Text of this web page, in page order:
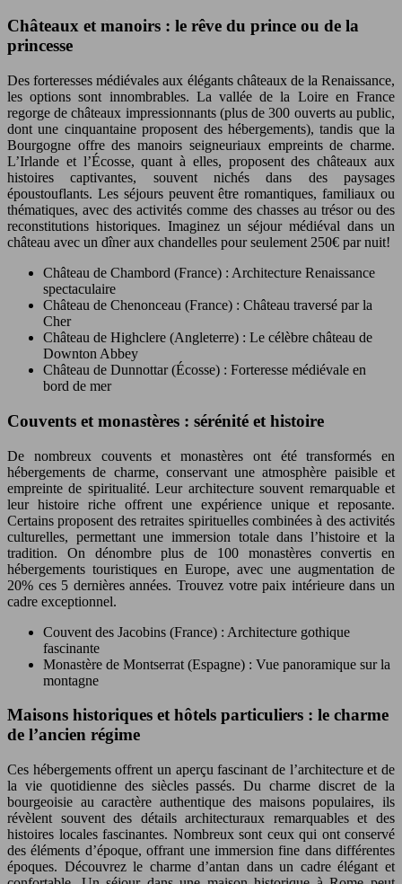
Châteaux et manoirs : le rêve du prince ou de la
princesse
Des forteresses médiévales aux élégants châteaux de la Renaissance,
les options sont innombrables. La vallée de la Loire en France
regorge de châteaux impressionnants (plus de 300 ouverts au public,
dont une cinquantaine proposent des hébergements), tandis que la
Bourgogne offre des manoirs seigneuriaux empreints de charme.
L’Irlande et l’Écosse, quant à elles, proposent des châteaux aux
histoires captivantes, souvent nichés dans des paysages
époustouflants. Les séjours peuvent être romantiques, familiaux ou
thématiques, avec des activités comme des chasses au trésor ou des
reconstitutions historiques. Imaginez un séjour médiéval dans un
château avec un dîner aux chandelles pour seulement 250€ par nuit!
Château de Chambord (France) : Architecture Renaissance
spectaculaire
Château de Chenonceau (France) : Château traversé par la
Cher
Château de Highclere (Angleterre) : Le célèbre château de
Downton Abbey
Château de Dunnottar (Écosse) : Forteresse médiévale en
bord de mer
Couvents et monastères : sérénité et histoire
De nombreux couvents et monastères ont été transformés en
hébergements de charme, conservant une atmosphère paisible et
empreinte de spiritualité. Leur architecture souvent remarquable et
leur histoire riche offrent une expérience unique et reposante.
Certains proposent des retraites spirituelles combinées à des activités
culturelles, permettant une immersion totale dans l’histoire et la
tradition. On dénombre plus de 100 monastères convertis en
hébergements touristiques en Europe, avec une augmentation de
20% ces 5 dernières années. Trouvez votre paix intérieure dans un
cadre exceptionnel.
Couvent des Jacobins (France) : Architecture gothique
fascinante
Monastère de Montserrat (Espagne) : Vue panoramique sur la
montagne
Maisons historiques et hôtels particuliers : le charme
de l’ancien régime
Ces hébergements offrent un aperçu fascinant de l’architecture et de
la vie quotidienne des siècles passés. Du charme discret de la
bourgeoisie au caractère authentique des maisons populaires, ils
révèlent souvent des détails architecturaux remarquables et des
histoires locales fascinantes. Nombreux sont ceux qui ont conservé
des éléments d’époque, offrant une immersion fine dans différentes
époques. Découvrez le charme d’antan dans un cadre élégant et